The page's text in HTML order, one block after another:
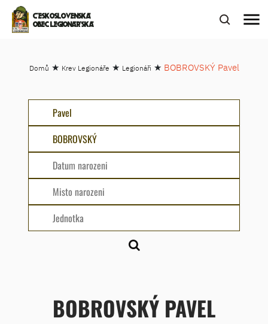
ČESKOSLOVENSKÁ
OBEC LEGIONÁŘSKÁ
menu
Domů ★ Krev Legionáře ★ Legionáři ★ BOBROVSKÝ Pavel
BOBROVSKÝ PAVEL